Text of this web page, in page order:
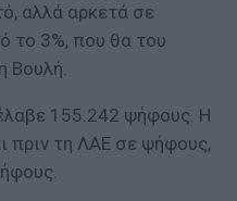
αλλά αρκετά σε
το 3%, που θα του
Βουλή.
155.242 ψήφους. Η
πριν τη ΛΑΕ σε ψήφους,